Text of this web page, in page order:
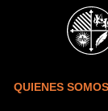
Skip to main
QUIENES SOMOS